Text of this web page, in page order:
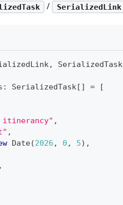
/ SerializedLink
, SerializedTask
: SerializedTask[ ] =
[
,
,
Date(2026 , 0 , 5) ,
,